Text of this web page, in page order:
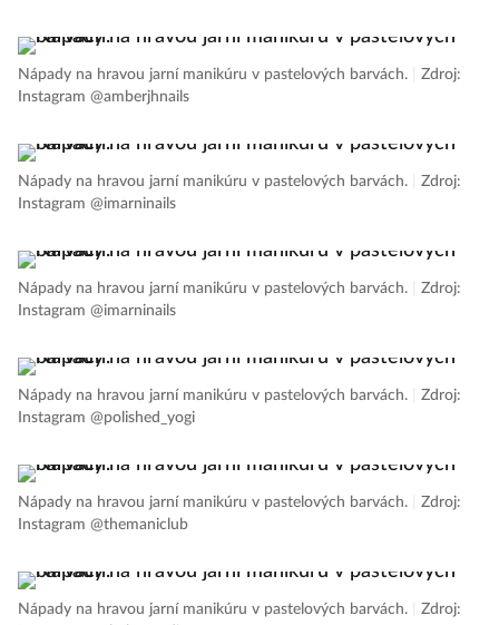
Nápady na hravou jarní manikúru v pastelových barvách.
Zdroj:
Instagram @amberjhnails
Nápady na hravou jarní manikúru v pastelových barvách.
Zdroj:
Instagram @imarninails
Nápady na hravou jarní manikúru v pastelových barvách.
Zdroj:
Instagram @imarninails
Nápady na hravou jarní manikúru v pastelových barvách.
Zdroj:
Instagram @polished_yogi
Nápady na hravou jarní manikúru v pastelových barvách.
Zdroj:
Instagram @themaniclub
Nápady na hravou jarní manikúru v pastelových barvách.
Zdroj: